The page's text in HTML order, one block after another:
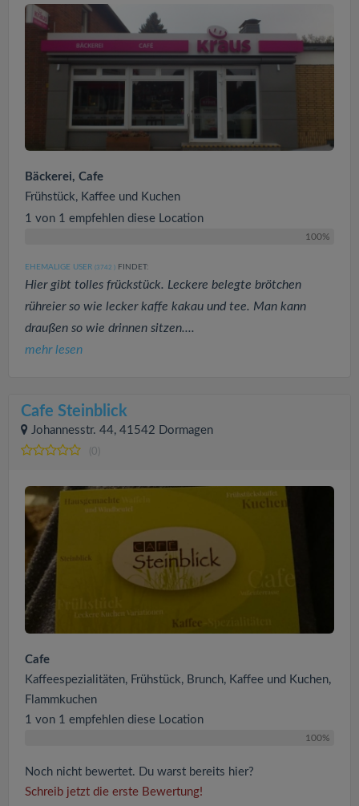
Bäckerei, Cafe
Frühstück, Kaffee und Kuchen
1 von 1 empfehlen diese Location
100%
EHEMALIGE USER (3742 ) FINDET:
Hier gibt tolles frückstück. Leckere belegte brötchen
rühreier so wie lecker kaffe kakau und tee. Man kann
draußen so wie drinnen sitzen....
mehr lesen
Cafe Steinblick
Johannesstr. 44, 41542 Dormagen
(0)
Cafe
Kaffeespezialitäten, Frühstück, Brunch, Kaffee und Kuchen,
Flammkuchen
1 von 1 empfehlen diese Location
100%
Noch nicht bewertet. Du warst bereits hier?
Schreib jetzt die erste Bewertung!